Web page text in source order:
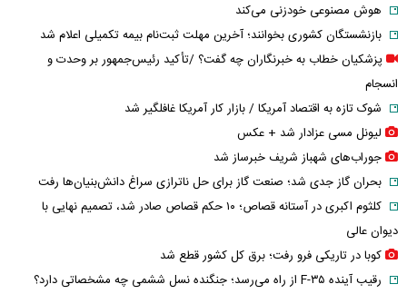
هوش مصنوعی خودزنی می‌کند
بازنشستگان کشوری بخوانند؛ آخرین مهلت ثبت‌نام بیمه تکمیلی اعلام شد
پزشکیان خطاب به خبرنگاران چه گفت؟ /تأکید رئیس‌جمهور بر وحدت و
انسجام
شوک تازه به اقتصاد آمریکا / بازار کار آمریکا غافلگیر شد
لیونل مسی عزادار شد + عکس
جوراب‌های شهباز شریف خبرساز شد
بحران گاز جدی شد؛ صنعت گاز برای حل ناترازی سراغ دانش‌بنیان‌ها رفت
کلثوم اکبری در آستانه قصاص؛ ۱۰ حکم قصاص صادر شد، تصمیم نهایی با
دیوان عالی
کوبا در تاریکی فرو رفت؛ برق کل کشور قطع شد
رقیب آینده F-۳۵ از راه می‌رسد؛ جنگنده نسل ششمی چه مشخصاتی دارد؟